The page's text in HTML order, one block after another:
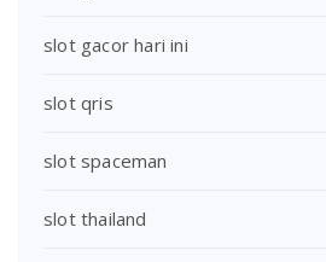
slot gacor hari ini
slot qris
slot spaceman
slot thailand